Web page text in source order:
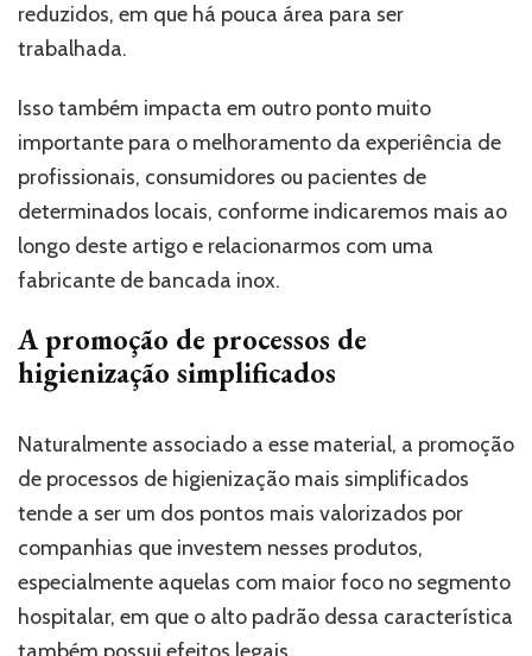
reduzidos, em que há pouca área para ser
trabalhada.
Isso também impacta em outro ponto muito
importante para o melhoramento da experiência de
profissionais, consumidores ou pacientes de
determinados locais, conforme indicaremos mais ao
longo deste artigo e relacionarmos com uma
fabricante de bancada inox.
A promoção de processos de
higienização simplificados
Naturalmente associado a esse material, a promoção
de processos de higienização mais simplificados
tende a ser um dos pontos mais valorizados por
companhias que investem nesses produtos,
especialmente aquelas com maior foco no segmento
hospitalar, em que o alto padrão dessa característica